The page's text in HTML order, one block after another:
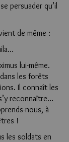
persuader qu’il
de même :
lui-même.
les forêts
Il connaît les
reconnaître…
nous, à
!
les soldats en